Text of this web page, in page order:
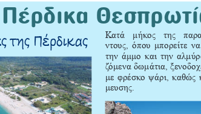
της Πέρδικας Κατά  μήκος  της
ντους, όπου μπορείτε
την άμμο και την
ζόμενα δωμάτια,
με φρέσκο ψάρι, καθώς
μευσης.